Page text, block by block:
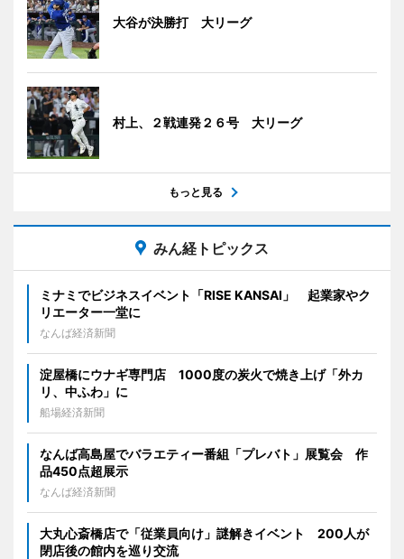
大谷が決勝打 大リーグ
村上、２戦連発２６号 大リーグ
もっと見る
みん経トピックス
ミナミでビジネスイベント「RISE KANSAI」 起業家やク
リエーター一堂に
なんば経済新聞
淀屋橋にウナギ専門店 1000度の炭火で焼き上げ「外カ
リ、中ふわ」に
船場経済新聞
なんば高島屋でバラエティー番組「プレバト」展覧会 作
品450点超展示
なんば経済新聞
大丸心斎橋店で「従業員向け」謎解きイベント 200人が
閉店後の館内を巡り交流